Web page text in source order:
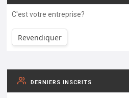
C'est votre entreprise?
Revendiquer
DERNIERS INSCRITS